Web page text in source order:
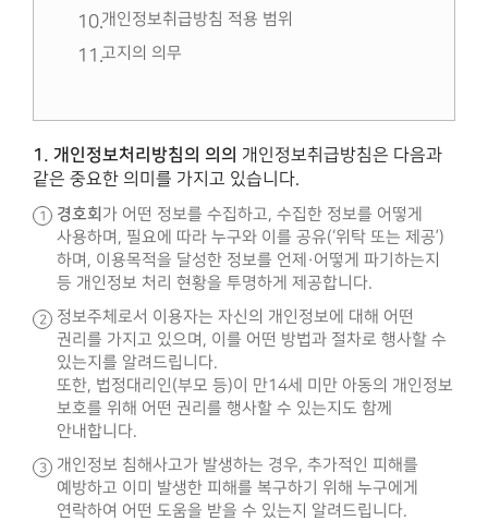
개인정보취급방침 적용 범위
고지의 의무
1. 개인정보처리방침의 의의 개인정보취급방침은 다음과
같은 중요한 의미를 가지고 있습니다.
경호회 가 어떤 정보를 수집하고, 수집한 정보를 어떻게
사용하며, 필요에 따라 누구와 이를 공유(‘위탁 또는 제공’)
하며, 이용목적을 달성한 정보를 언제·어떻게 파기하는지
등 개인정보 처리 현황을 투명하게 제공합니다.
정보주체로서 이용자는 자신의 개인정보에 대해 어떤
권리를 가지고 있으며, 이를 어떤 방법과 절차로 행사할 수
있는지를 알려드립니다.
또한, 법정대리인(부모 등)이 만14세 미만 아동의 개인정보
보호를 위해 어떤 권리를 행사할 수 있는지도 함께
안내합니다.
개인정보 침해사고가 발생하는 경우, 추가적인 피해를
예방하고 이미 발생한 피해를 복구하기 위해 누구에게
연락하여 어떤 도움을 받을 수 있는지 알려드립니다.